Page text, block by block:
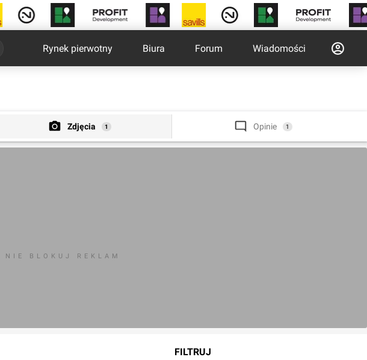
Rynek pierwotny Biura Forum Wiadomości
Zdjęcia 1 Opinie 1
BLOKUJ REKLAM
FILTRUJ